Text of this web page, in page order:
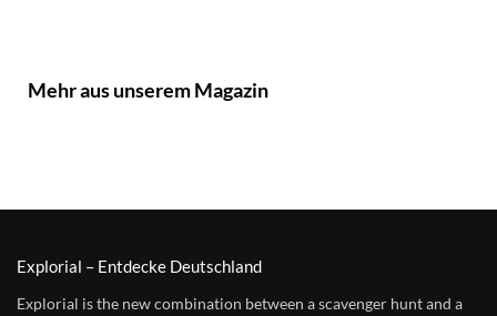
Mehr aus unserem Magazin
Explorial – Entdecke Deutschland
Explorial is the new combination between a scavenger hunt and a